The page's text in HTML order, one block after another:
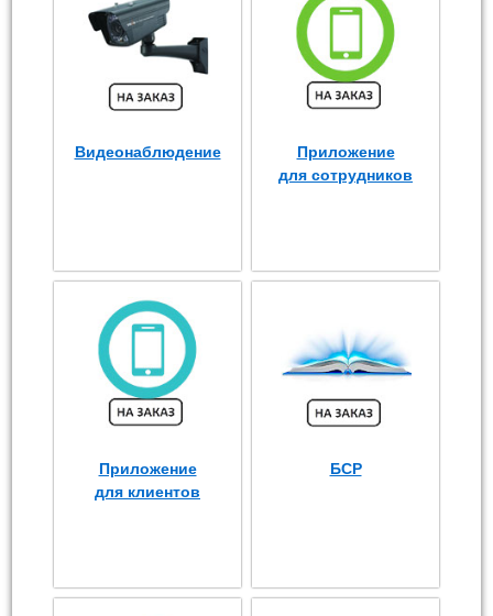
Видеонаблюдение
Приложение
для сотрудников
Приложение
для клиентов
БСР